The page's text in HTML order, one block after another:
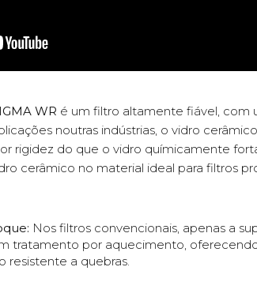
WR é um filtro altamente fiável, com
noutras indústrias, o vidro
rigidez do que o vidro químicamente
cerâmico no material ideal para filtros
Nos filtros convencionais, apenas a
tratamento por aquecimento,
resistente a quebras.